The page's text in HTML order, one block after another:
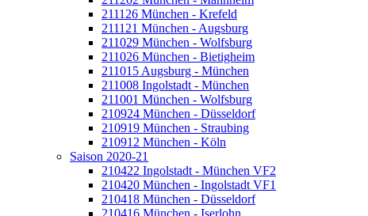
211126 München - Krefeld
211121 München - Augsburg
211029 München - Wolfsburg
211026 München - Bietigheim
211015 Augsburg - München
211008 Ingolstadt - München
211001 München - Wolfsburg
210924 München - Düsseldorf
210919 München - Straubing
210912 München - Köln
Saison 2020-21
210422 Ingolstadt - München VF2
210420 München - Ingolstadt VF1
210418 München - Düsseldorf
210416 München - Iserlohn